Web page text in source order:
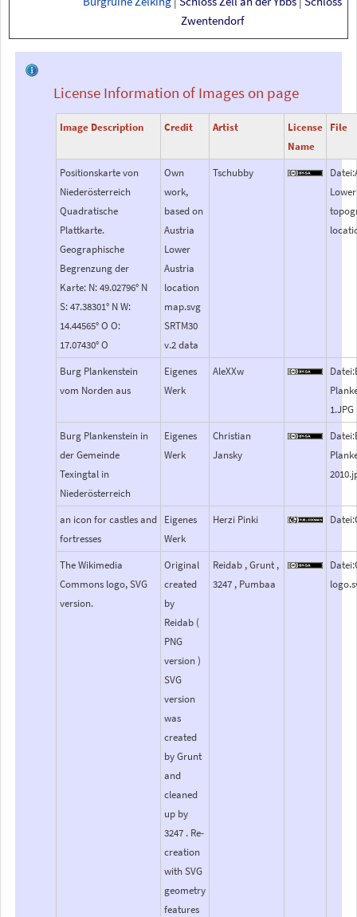
Zwentendorf
License Information of Images on page
Image Description Credit Artist
License
Name
File
Positionskarte von
Niederösterreich
Quadratische
Plattkarte.
Geographische
Begrenzung der
Karte: N: 49.02796° N
S: 47.38301° N W:
14.44565° O O:
17.07430° O
Own
work,
based on
Austria
Lower
Austria
location
map.svg
SRTM30
v.2 data
Tschubby
Burg Plankenstein
vom Norden aus
Eigenes
Werk
AleXXw
1.JPG
Burg Plankenstein in
der Gemeinde
Texingtal in
Niederösterreich
Eigenes
Werk
Christian
Jansky
an icon for castles and
fortresses
Eigenes
Werk
Herzi Pinki
The Wikimedia
Commons logo, SVG
version.
Original
created
by
Reidab (
PNG
version )
SVG
version
was
created
by Grunt
and
cleaned
up by
3247 . Re-
creation
with SVG
geometry
features
Reidab , Grunt ,
3247 , Pumbaa